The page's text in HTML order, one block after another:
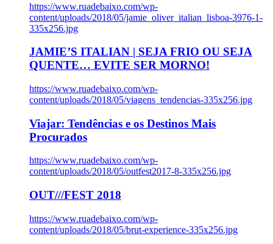
https://www.ruadebaixo.com/wp-
content/uploads/2018/05/jamie_oliver_italian_lisboa-3976-1-
335x256.jpg
JAMIE’S ITALIAN | SEJA FRIO OU SEJA
QUENTE… EVITE SER MORNO!
https://www.ruadebaixo.com/wp-
content/uploads/2018/05/viagens_tendencias-335x256.jpg
Viajar: Tendências e os Destinos Mais
Procurados
https://www.ruadebaixo.com/wp-
content/uploads/2018/05/outfest2017-8-335x256.jpg
OUT///FEST 2018
https://www.ruadebaixo.com/wp-
content/uploads/2018/05/brut-experience-335x256.jpg